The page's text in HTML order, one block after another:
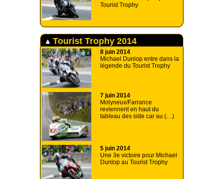
Tourist Trophy
Tourist Trophy 2014
8 juin 2014
Michael Dunlop entre dans la
légende du Tourist Trophy
7 juin 2014
Molyneux/Farrance
reviennent en haut du
tableau des side car au (…)
5 juin 2014
Une 3e victoire pour Michael
Dunlop au Tourist Trophy